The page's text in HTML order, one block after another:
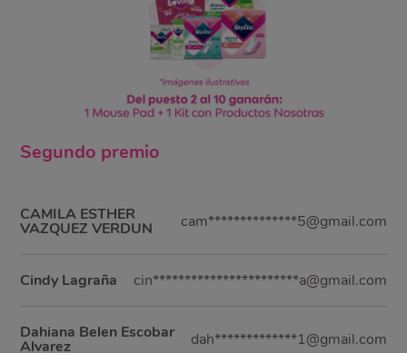
Segundo premio
CAMILA ESTHER
VAZQUEZ VERDUN cam**************5@gmail.com
Cindy Lagraña cin***********************a@gmail.com
Dahiana Belen Escobar
Alvarez dah*************1@gmail.com